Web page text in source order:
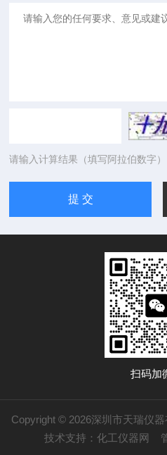
请输入计算结果（填写阿拉伯数字
扫码加
Copyright © 2026深圳市天瑞仪
技术支持： 化工仪器网